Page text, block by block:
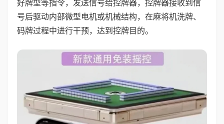
好牌型等指令，发送信号给控牌器，控牌器接收到信
号后驱动内部微型电机或机械结构，在麻将机洗牌、
码牌过程中进行干预，达到控牌目的。